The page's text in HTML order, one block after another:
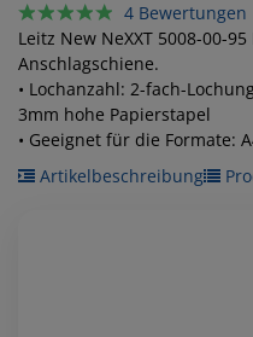
4 Bewertungen
Leitz New NeXXT 5008-00-
Anschlagschiene.
• Lochanzahl: 2-fach-
3mm hohe Papierstapel
• Geeignet für die Formate:
Artikelbeschreibung